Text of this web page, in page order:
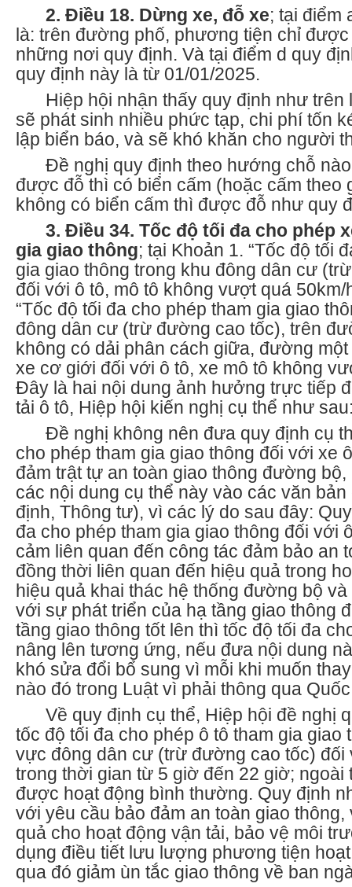
2. Điều 18. Dừng xe, đỗ xe; tại điểm
là: trên đường phố, phương tiện chỉ
những nơi quy định. Và tại điểm d quy
quy định này là từ 01/01/2025.
Hiệp hội nhận thấy quy định như
sẽ phát sinh nhiều phức tạp, chi phí tốn
lập biển báo, và sẽ khó khăn cho người
Đề nghị quy định theo hướng chỗ
được đỗ thì có biển cấm (hoặc cấm theo
không có biển cấm thì được đỗ như quy
3. Điều 34. Tốc độ tối đa cho phép
gia giao thông; tại Khoản 1. “Tốc độ tối
gia giao thông trong khu đông dân cư
đối với ô tô, mô tô không vượt quá 50km/
“Tốc độ tối đa cho phép tham gia giao
đông dân cư (trừ đường cao tốc), trên
không có dải phân cách giữa, đường
xe cơ giới đối với ô tô, xe mô tô không
Đây là hai nội dung ảnh hưởng trực tiếp
tải ô tô, Hiệp hội kiến nghị cụ thể như
Đề nghị không nên đưa quy định cụ
cho phép tham gia giao thông đối với xe
đảm trật tự an toàn giao thông đường
các nội dung cụ thể này vào các văn
định, Thông tư), vì các lý do sau đây:
đa cho phép tham gia giao thông đối với
cảm liên quan đến công tác đảm bảo an
đồng thời liên quan đến hiệu quả trong
hiệu quả khai thác hệ thống đường bộ
với sự phát triển của hạ tầng giao thông
tầng giao thông tốt lên thì tốc độ tối đa
nâng lên tương ứng, nếu đưa nội dung
khó sửa đổi bổ sung vì mỗi khi muốn
nào đó trong Luật vì phải thông qua
Về quy định cụ thể, Hiệp hội đề nghị
tốc độ tối đa cho phép ô tô tham gia giao
vực đông dân cư (trừ đường cao tốc) đối
trong thời gian từ 5 giờ đến 22 giờ; ngoài
được hoạt động bình thường. Quy định
với yêu cầu bảo đảm an toàn giao
quả cho hoạt động vận tải, bảo vệ môi
dụng điều tiết lưu lượng phương tiện
qua đó giảm ùn tắc giao thông về ban